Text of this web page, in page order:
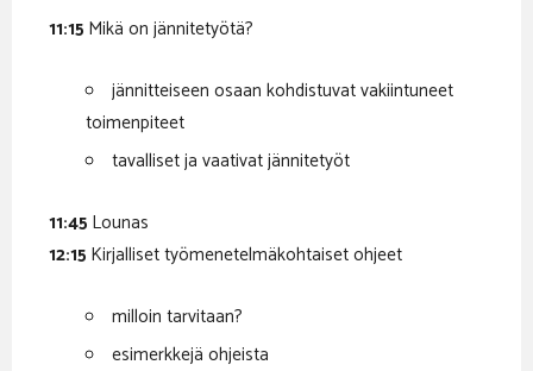
11:15 Mikä on jännitetyötä?
jännitteiseen osaan kohdistuvat vakiintuneet
toimenpiteet
tavalliset ja vaativat jännitetyöt
11:45 Lounas
12:15 Kirjalliset työmenetelmäkohtaiset ohjeet
milloin tarvitaan?
esimerkkejä ohjeista